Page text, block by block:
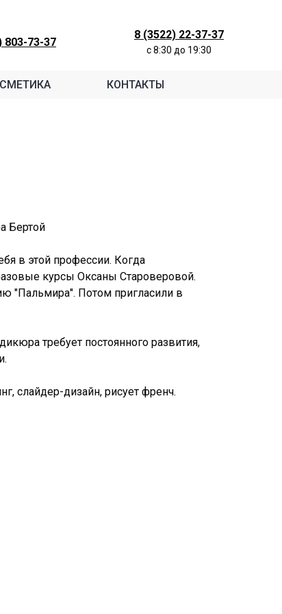
803-73-37
8 (3522) 22-37-37
c 8:30 до 19:30
КОНТАКТЫ
Бертой
в этой профессии. Когда
курсы Оксаны Староверовой.
"Пальмира". Потом пригласили в
требует постоянного развития,
слайдер-дизайн, рисует френч.